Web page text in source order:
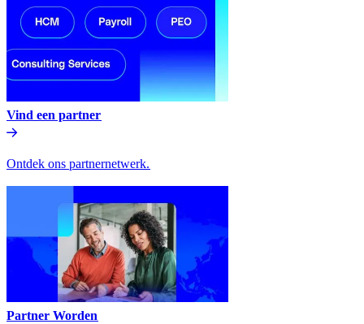
Vind een partner​​
Ontdek ons partnernetwerk.​​
Partner Worden​​